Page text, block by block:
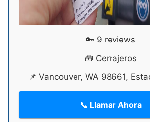
🔑 9 reviews
🧰 Cerrajeros
📌 Vancouver, WA 98661,
📞 Llamar Ahora